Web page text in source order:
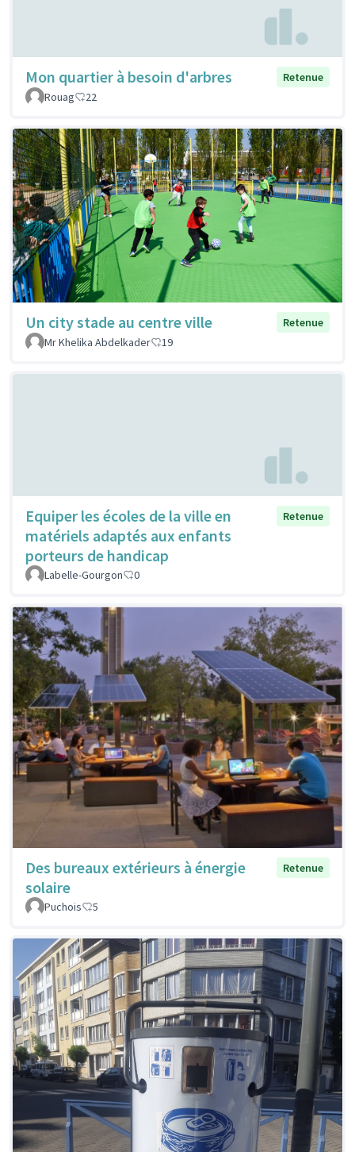
Mon quartier à besoin d'arbres
Retenue
Rouag
22
Un city stade au centre ville
Retenue
Mr Khelika Abdelkader
19
Equiper les écoles de la ville en
matériels adaptés aux enfants
porteurs de handicap
Retenue
Labelle-Gourgon 0
Des bureaux extérieurs à énergie
solaire
Retenue
Puchois 5